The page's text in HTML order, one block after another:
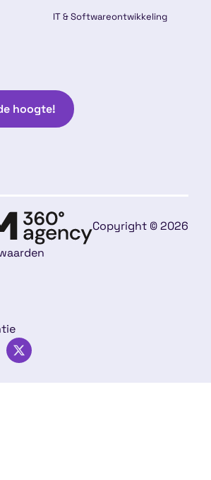
IT & Softwareontwikkeling
hoogte!
Copyright © 2026